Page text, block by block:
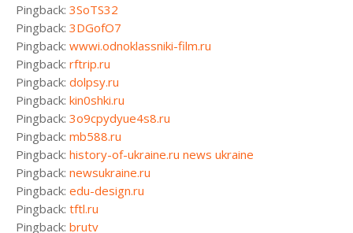
Pingback: 3SoTS32
Pingback: 3DGofO7
Pingback: wwwi.odnoklassniki-film.ru
Pingback: rftrip.ru
Pingback: dolpsy.ru
Pingback: kin0shki.ru
Pingback: 3o9cpydyue4s8.ru
Pingback: mb588.ru
Pingback: history-of-ukraine.ru news ukraine
Pingback: newsukraine.ru
Pingback: edu-design.ru
Pingback: tftl.ru
Pingback: brutv